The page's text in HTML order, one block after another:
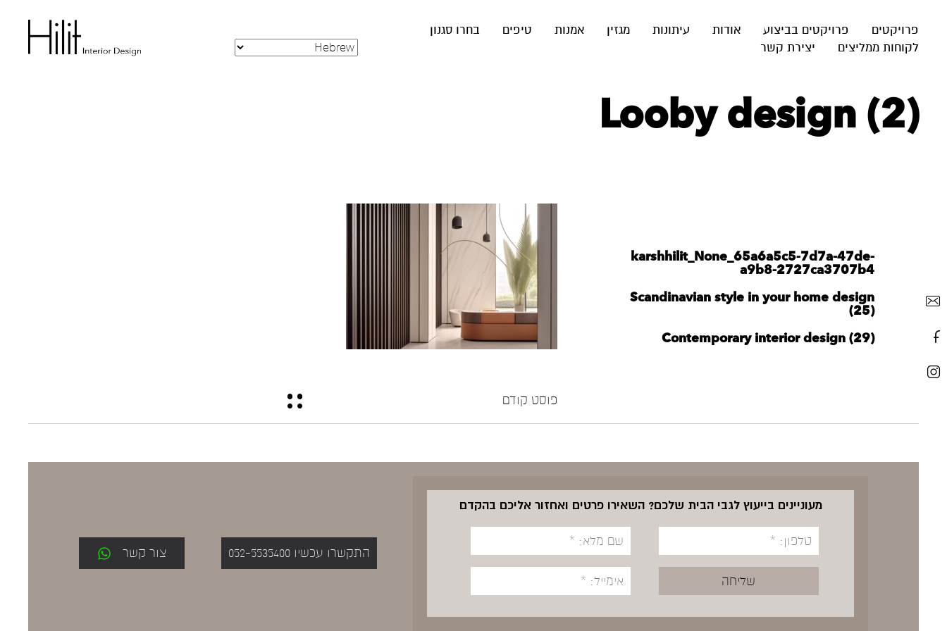
פרויקטים פרויקטים בביצוע אודות עיתונות מגזין אמנות טיפים
בחרו סגנון
לקוחות ממליצים
יצירת קשר
Looby design (2)
karshhilit_None_65a6a5c5-7d7a-47de-
a9b8-2727ca3707b4
Scandinavian style in your home design
(25)
Contemporary interior design (29)
פוסט קודם
מעוניינים בייעוץ לגבי הבית שלכם? השאירו פרטים ואחזור אליכם בהקדם
התקשרו עכשיו 052-5535400 צור קשר